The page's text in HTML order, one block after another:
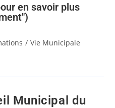
en savoir plus
/ Vie Municipale
Municipal du